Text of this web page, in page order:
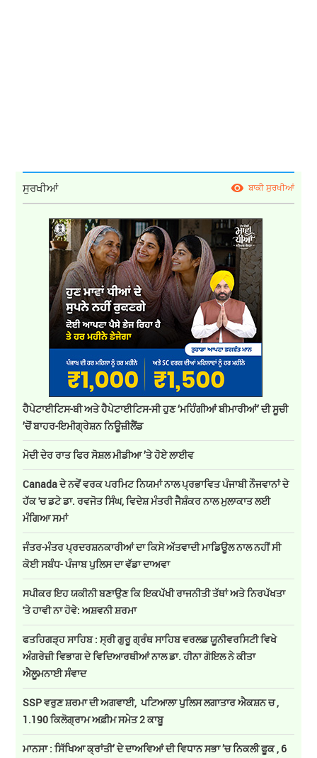
ਸੁਰਖੀਆਂ ਬਾਕੀ ਸੁਰਖੀਆਂ
ਹੈਪੇਟਾਈਟਿਸ-ਬੀ ਅਤੇ ਹੈਪੇਟਾਈਟਿਸ-ਸੀ ਹੁਣ ‘ਮਹਿੰਗੀਆਂ ਬੀਮਾਰੀਆਂ’ ਦੀ ਸੂਚੀ
’ਚੋਂ ਬਾਹਰ-ਇਮੀਗ੍ਰੇਸ਼ਨ ਨਿਊਜ਼ੀਲੈਂਡ
ਮੋਦੀ ਦੇਰ ਰਾਤ ਫਿਰ ਸੋਸ਼ਲ ਮੀਡੀਆ ’ਤੇ ਹੋਏ ਲਾਈਵ
Canada ਦੇ ਨਵੇਂ ਵਰਕ ਪਰਮਿਟ ਨਿਯਮਾਂ ਨਾਲ ਪ੍ਰਭਾਵਿਤ ਪੰਜਾਬੀ ਨੌਜਵਾਨਾਂ ਦੇ
ਹੱਕ 'ਚ ਡਟੇ ਡਾ. ਰਵਜੋਤ ਸਿੰਘ, ਵਿਦੇਸ਼ ਮੰਤਰੀ ਜੈਸ਼ੰਕਰ ਨਾਲ ਮੁਲਾਕਾਤ ਲਈ
ਮੰਗਿਆ ਸਮਾਂ
ਜੰਤਰ-ਮੰਤਰ ਪ੍ਰਦਰਸ਼ਨਕਾਰੀਆਂ ਦਾ ਕਿਸੇ ਅੱਤਵਾਦੀ ਮਾਡਿਊਲ ਨਾਲ ਨਹੀਂ ਸੀ
ਕੋਈ ਸਬੰਧ- ਪੰਜਾਬ ਪੁਲਿਸ ਦਾ ਵੱਡਾ ਦਾਅਵਾ
ਸਪੀਕਰ ਇਹ ਯਕੀਨੀ ਬਣਾਉਣ ਕਿ ਇਕਪੱਖੀ ਰਾਜਨੀਤੀ ਤੱਥਾਂ ਅਤੇ ਨਿਰਪੱਖਤਾ
'ਤੇ ਹਾਵੀ ਨਾ ਹੋਵੇ: ਅਸ਼ਵਨੀ ਸ਼ਰਮਾ
ਫਤਹਿਗੜ੍ਹ ਸਾਹਿਬ : ਸ੍ਰੀ ਗੁਰੂ ਗ੍ਰੰਥ ਸਾਹਿਬ ਵਰਲਡ ਯੂਨੀਵਰਸਿਟੀ ਵਿਖੇ
ਅੰਗਰੇਜ਼ੀ ਵਿਭਾਗ ਦੇ ਵਿਦਿਆਰਥੀਆਂ ਨਾਲ ਡਾ. ਹੀਨਾ ਗੋਇਲ ਨੇ ਕੀਤਾ
ਐਲੂਮਨਾਈ ਸੰਵਾਦ
SSP ਵਰੁਣ ਸ਼ਰਮਾ ਦੀ ਅਗਵਾਈ, ਪਟਿਆਲਾ ਪੁਲਿਸ ਲਗਾਤਾਰ ਐਕਸ਼ਨ ਚ ,
1.190 ਕਿਲੋਗ੍ਰਾਮ ਅਫ਼ੀਮ ਸਮੇਤ 2 ਕਾਬੂ
ਮਾਨਸਾ : ਸਿੱਖਿਆ ਕ੍ਰਾਂਤੀ’ ਦੇ ਦਾਅਵਿਆਂ ਦੀ ਵਿਧਾਨ ਸਭਾ ’ਚ ਨਿਕਲੀ ਫੂਕ , 6